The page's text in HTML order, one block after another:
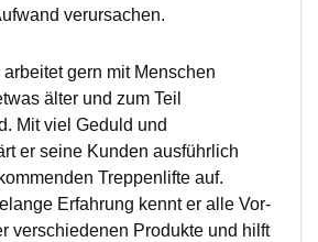
verursachen.
gern mit Menschen
älter und zum Teil
Mit viel Geduld und
er seine Kunden ausführlich
Treppenlifte auf.
Erfahrung kennt er alle Vor-
verschiedenen Produkte und hilft